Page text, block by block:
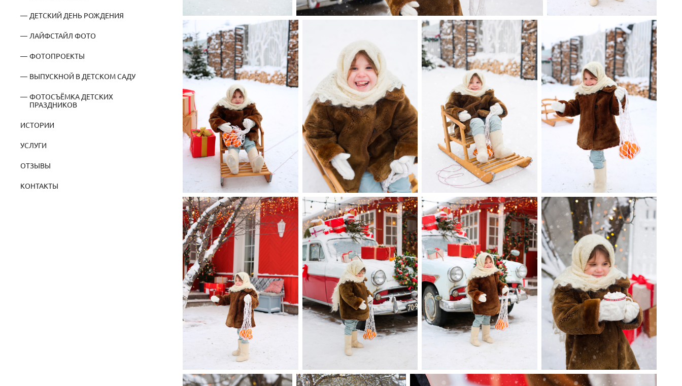
ДЕТСКИЙ ДЕНЬ РОЖДЕНИЯ
ЛАЙФСТАЙЛ ФОТО
ФОТОПРОЕКТЫ
ВЫПУСКНОЙ В ДЕТСКОМ САДУ
ФОТОСЪЁМКА ДЕТСКИХ
ПРАЗДНИКОВ
ИСТОРИИ
УСЛУГИ
ОТЗЫВЫ
КОНТАКТЫ